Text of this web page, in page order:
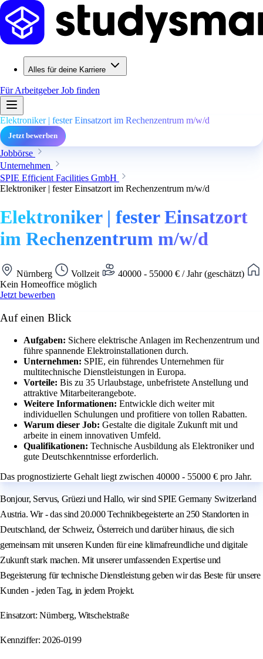
Alles für deine Karriere
Für ArbeitgeberJob finden
Elektroniker | fester Einsatzort im Rechenzentrum m/w/d
Jetzt bewerben
Jobbörse
Unternehmen
SPIE Efficient Facilities GmbH
Elektroniker | fester Einsatzort im Rechenzentrum m/w/d
Elektroniker | fester Einsatzort
im Rechenzentrum m/w/d
Nürnberg Vollzeit
40000 - 55000 € / Jahr (geschätzt)
Kein Homeoffice möglich
Jetzt bewerben
Auf einen Blick
Aufgaben: Sichere elektrische Anlagen im Rechenzentrum und
führe spannende Elektroinstallationen durch.
Unternehmen: SPIE, ein führendes Unternehmen für
multitechnische Dienstleistungen in Europa.
Vorteile: Bis zu 35 Urlaubstage, unbefristete Anstellung und
attraktive Mitarbeiterangebote.
Weitere Informationen: Entwickle dich weiter mit
individuellen Schulungen und profitiere von tollen Rabatten.
Warum dieser Job: Gestalte die digitale Zukunft mit und
arbeite in einem innovativen Umfeld.
Qualifikationen: Technische Ausbildung als Elektroniker und
gute Deutschkenntnisse erforderlich.
Das prognostizierte Gehalt liegt zwischen 40000 - 55000 € pro Jahr.
Bonjour, Servus, Grüezi und Hallo, wir sind SPIE Germany Switzerland
Austria. Wir - das sind 20.000 Technikbegeisterte an 250 Standorten in
Deutschland, der Schweiz, Österreich und darüber hinaus, die sich
gemeinsam mit unseren Kunden für eine klimafreundliche und digitale
Zukunft stark machen. Mit unserer umfassenden Expertise und
Begeisterung für technische Dienstleistung geben wir das Beste für unsere
Kunden - jeden Tag, in jedem Projekt.
Einsatzort: Nürnberg, Witschelstraße
Kennziffer: 2026-0199